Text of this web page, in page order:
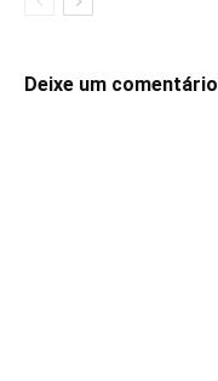
Deixe um comentário